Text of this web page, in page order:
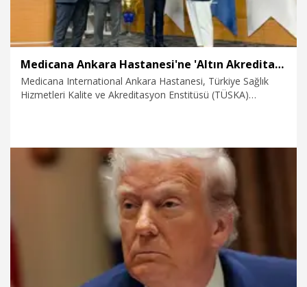
Medicana Ankara Hastanesi'ne 'Altın Akreditasyon Belgesi'
Medicana International Ankara Hastanesi, Türkiye Sağlık
Hizmetleri Kalite ve Akreditasyon Enstitüsü (TÜSKA)
Sağlık-Yaşam